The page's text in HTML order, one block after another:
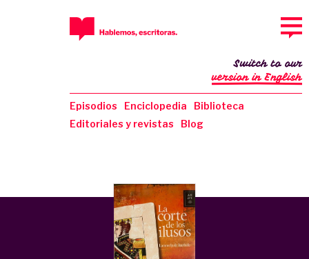
Episodios Enciclopedia
Biblioteca
Editoriales y revistas
Blog
Switch to our
version in English